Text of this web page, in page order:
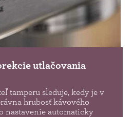
utlačovania
tamperu sleduje, kedy je v
hrubosť kávového
nastavenie automaticky